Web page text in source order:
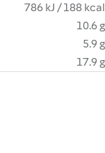
786 kJ / 188 kcal
10.6 g
5.9 g
17.9 g